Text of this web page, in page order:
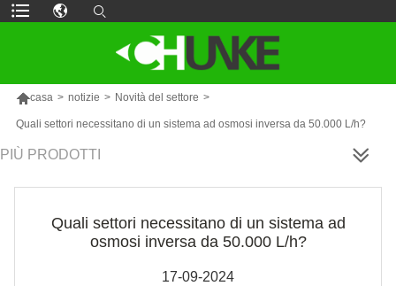
casa > notizie > Novità del settore >
Quali settori necessitano di un sistema ad osmosi inversa da 50.000 L/h?
PIÙ PRODOTTI
Quali settori necessitano di un sistema ad
osmosi inversa da 50.000 L/h?
17-09-2024